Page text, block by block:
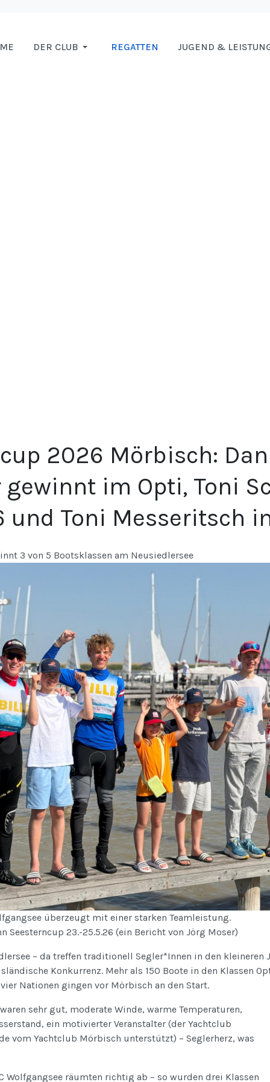
DER CLUB REGATTEN JUGEND &
2026 Mörbisch:
gewinnt im Opti, Toni
und Toni Messeritsch
3 von 5 Bootsklassen am Neusiedlersee
überzeugt mit einer starken Teamleistung.
Seesterncup 23.-25.5.26 (ein Bericht von Jörg Moser)
– da treffen traditionell Segler*Innen in den kleineren
Konkurrenz. Mehr als 150 Boote in den Klassen
vier Nationen gingen vor Mörbisch an den Start.
sehr gut, moderate Winde, warme Temperaturen,
ein motivierter Veranstalter (der Yachtclub
vom Yachtclub Mörbisch unterstützt) – Seglerherz, was
Wolfgangsee räumten richtig ab – so wurden drei Klassen